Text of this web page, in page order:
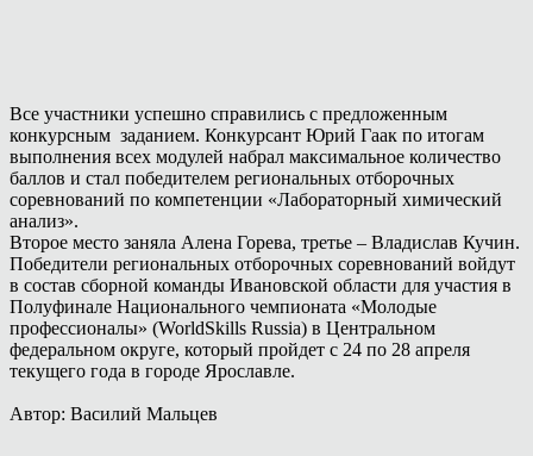
Все участники успешно справились с предложенным
конкурсным заданием. Конкурсант Юрий Гаак по итогам
выполнения всех модулей набрал максимальное количество
баллов и стал победителем региональных отборочных
соревнований по компетенции «Лабораторный химический
анализ».
Второе место заняла Алена Горева, третье – Владислав Кучин.
Победители региональных отборочных соревнований войдут
в состав сборной команды Ивановской области для участия в
Полуфинале Национального чемпионата «Молодые
профессионалы» (WorldSkills Russia) в Центральном
федеральном округе, который пройдет с 24 по 28 апреля
текущего года в городе Ярославле.
Автор: Василий Мальцев